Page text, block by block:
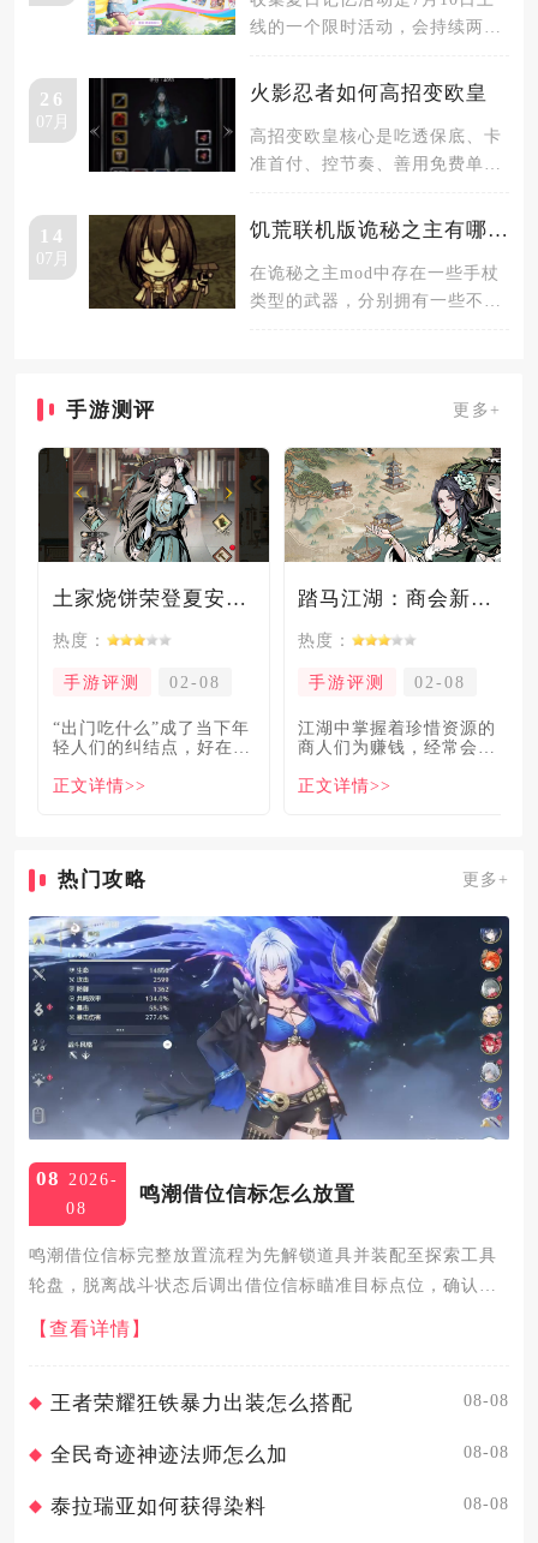
线的一个限时活动，会持续两周
过
26
07月
火影忍者如何高招变欧皇
高招变欧皇核心是吃透保底、卡
准首付、控节奏、善用免费单抽
整卡，
14
07月
饥荒联机版诡秘之主有哪些手杖武器
在诡秘之主mod中存在一些手杖
类型的武器，分别拥有一些不同
手游测评 更多+
土家烧饼荣登夏安必吃榜？烧饼西施摇身成流量网红！
热度：
手游评测 02-08
“出门吃什么”成了当下年
轻人们的纠结点，好在美
解
正文详情>>
踏马江湖：商会新玩法坑惨奸商，拼多多砍一砍洗脑夏安！
热度：
手游评测 02-08
​江湖中掌握着珍惜资源的
商人们为赚钱，经常会让
倍，
正文详情>>
热门攻略 更多+
08
2026-
08
鸣潮借位信标怎么放置
鸣潮借位信标完整放置流程为先解锁道具并装配至探索工具
轮盘，脱离战斗状态后调出借位信标瞄准目标点位，确认放
置消耗标芯模块生成临时传送标记，单世界最多同时留存3处
信标，满额后需清理旧标记才能新增点位。整套操作分为道
【查看详情】
王者荣耀狂铁暴力出装怎么搭配 08-08
全民奇迹神迹法师怎么加 08-08
泰拉瑞亚如何获得染料 08-08